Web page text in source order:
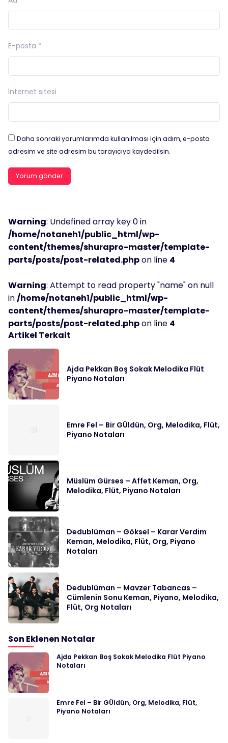
E-posta *
İnternet sitesi
Daha sonraki yorumlarımda kullanılması için adım, e-posta
adresim ve site adresim bu tarayıcıya kaydedilsin.
Warning: Undefined array key 0 in
/home/notaneh1/public_html/wp-
content/themes/shurapro-master/template-
parts/posts/post-related.phpon line 4
Warning: Attempt to read property "name" on null
in /home/notaneh1/public_html/wp-
content/themes/shurapro-master/template-
parts/posts/post-related.phpon line 4
Artikel Terkait
Ajda Pekkan Boş Sokak Melodika Flüt
Piyano Notaları
Emre Fel – Bir GÜldün, Org, Melodika, Flüt,
Piyano Notaları
Müslüm Gürses – Affet Keman, Org,
Melodika, Flüt, Piyano Notaları
Dedublüman – Göksel – Karar Verdim
Keman, Melodika, Flüt, Org, Piyano
Notaları
Dedublüman – Mavzer Tabancas –
Cümlenin Sonu Keman, Piyano, Melodika,
Flüt, Org Notaları
Son Eklenen Notalar
Ajda Pekkan Boş Sokak Melodika Flüt Piyano
Notaları
Emre Fel – Bir GÜldün, Org, Melodika, Flüt,
Piyano Notaları